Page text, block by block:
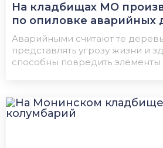
На кладбищах МО
по опиловке аварийных
Аварийными считают те
представлять угрозу жизни и
способны повредить элементы